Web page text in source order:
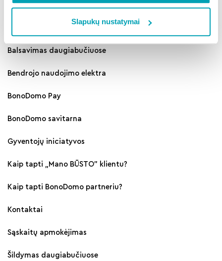
Slapukų nustatymai
„Mano BŪSTO" darbai ir paslaugos
Balsavimas daugiabučiuose
Bendrojo naudojimo elektra
BonoDomo Pay
BonoDomo savitarna
Gyventojų iniciatyvos
Kaip tapti „Mano BŪSTO" klientu?
Kaip tapti BonoDomo partneriu?
Kontaktai
Sąskaitų apmokėjimas
Šildymas daugiabučiuose